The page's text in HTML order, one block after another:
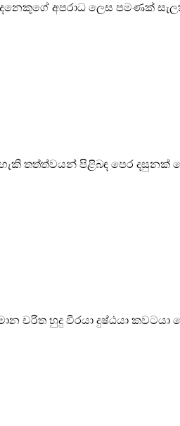
අපරාධ ලෙස පමණක්
තත්ත්වයන් පිළිබඳ පෙර දසුනක්
හුදු වීරයා දුෂ්ඨයා කවටයා